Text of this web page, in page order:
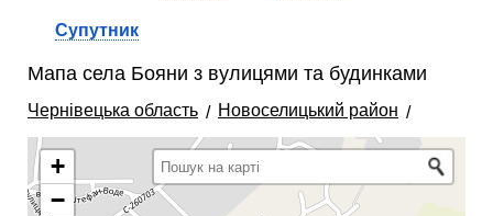
Супутник
Мапа села Бояни з вулицями та будинками
Чернівецька область Новоселицький район
+
−